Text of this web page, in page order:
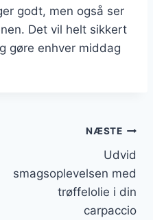
godt, men også ser
Det vil helt sikkert
gøre enhver middag
NÆSTE
Udvid
smagsoplevelsen med
trøffelolie i din
carpaccio